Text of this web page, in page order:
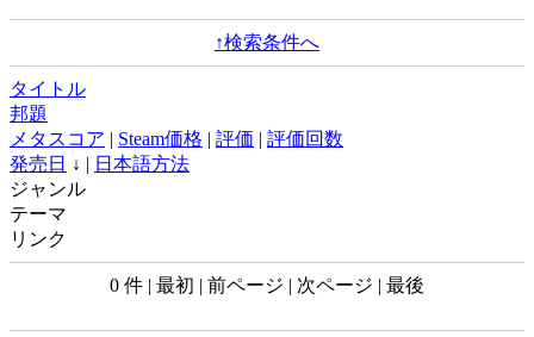
↑検索条件へ
タイトル
邦題
メタスコア | Steam価格 | 評価 | 評価回数
発売日 ↓ | 日本語方法
ジャンル
テーマ
リンク
0 件 | 最初 | 前ページ | 次ページ | 最後